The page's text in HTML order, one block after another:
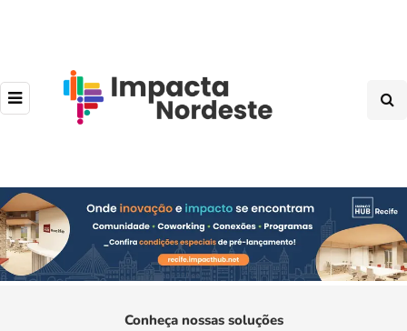
Conheça nossas soluções